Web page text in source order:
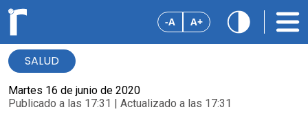
-A A+
SALUD
Martes 16 de junio de 2020
Publicado a las 17:31 | Actualizado a las 17:31